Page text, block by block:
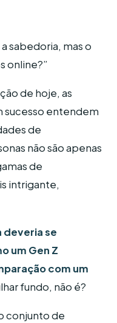
sabedoria, mas o
online?”
de hoje, as
sucesso entendem
de
não são apenas
de
intrigante,
deveria se
um Gen Z
com um
fundo, não é?
conjunto de